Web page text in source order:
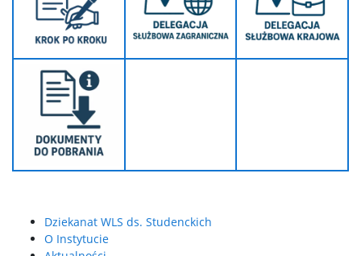
Plan zajęć
Harmonogram sesji egzaminacyjnej
Dokumenty i wzory podań
Opiekunowie i koordynatorzy
Zasady pisania prac dyplomowych na studiach
stacjonarnych
Dziekanat WLS ds. Studenckich
O Instytucie